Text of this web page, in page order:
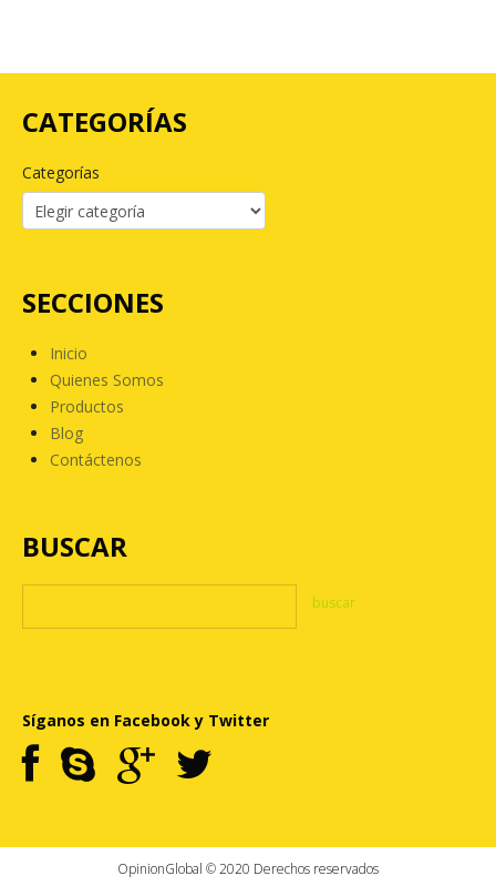
CATEGORÍAS
Categorías
SECCIONES
Inicio
Quienes Somos
Productos
Blog
Contáctenos
BUSCAR
Síganos en Facebook y Twitter
OpinionGlobal © 2020 Derechos reservados